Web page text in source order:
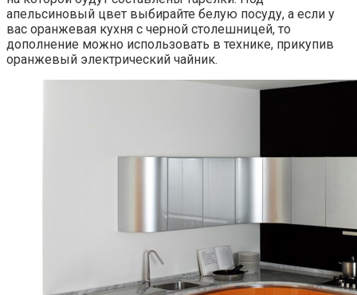
апельсиновый цвет выбирайте белую посуду, а если у
вас оранжевая кухня с черной столешницей, то
дополнение можно использовать в технике, прикупив
оранжевый электрический чайник.